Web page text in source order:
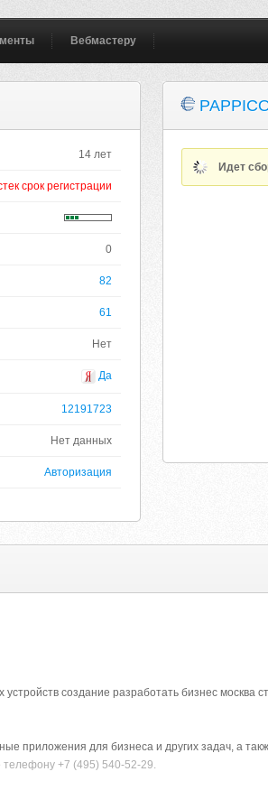
Вебмастеру
14 лет
срок регистрации
0
82
61
Нет
Да
12191723
Нет данных
Авторизация
Идет
создание разработать бизнес москва
приложения для бизнеса и других задач, а
+7 (495) 540-52-29.